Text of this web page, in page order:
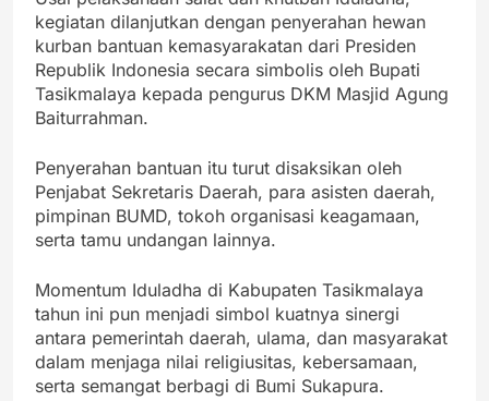
kegiatan dilanjutkan dengan penyerahan hewan
kurban bantuan kemasyarakatan dari Presiden
Republik Indonesia secara simbolis oleh Bupati
Tasikmalaya kepada pengurus DKM Masjid Agung
Baiturrahman.
Penyerahan bantuan itu turut disaksikan oleh
Penjabat Sekretaris Daerah, para asisten daerah,
pimpinan BUMD, tokoh organisasi keagamaan,
serta tamu undangan lainnya.
Momentum Iduladha di Kabupaten Tasikmalaya
tahun ini pun menjadi simbol kuatnya sinergi
antara pemerintah daerah, ulama, dan masyarakat
dalam menjaga nilai religiusitas, kebersamaan,
serta semangat berbagi di Bumi Sukapura.